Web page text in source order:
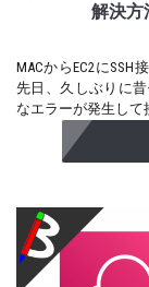
解決方
MACからEC2にSSH
先日、久しぶりに昔
なエラーが発生して